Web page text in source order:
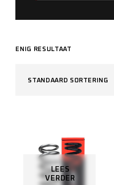
ENIG RESULTAAT
STANDAARD SORTERING
LEES
VERDER